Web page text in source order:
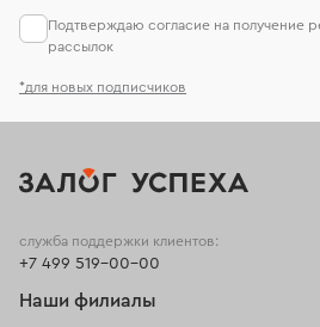
*для новых подписчиков
Подтверждаю согласие на получение
рассылок
служба поддержки клиентов:
+7 499 519-00-00
Наши филиалы